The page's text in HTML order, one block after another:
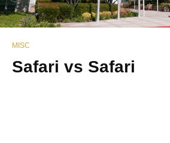
MISC
Safari vs Safari